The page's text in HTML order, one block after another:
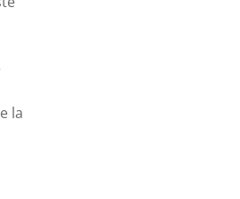
la